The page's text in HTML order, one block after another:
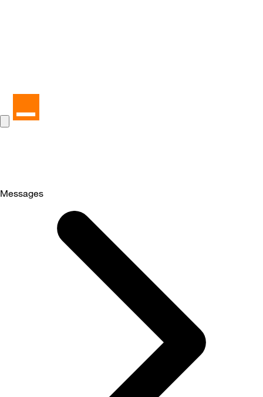
Messages